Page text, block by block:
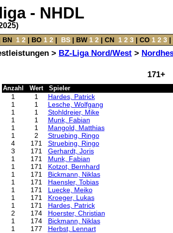
- NHDL
BN‌ 1 2 | BO‌ 1 2 | BS| BW‌ 1 2 ‌ | CN‌ 1 2 3| CO‌ 1 2 3|
> BZ-Liga Nord/West >
171+
Anzahl Wert Spieler
1 1 Hardes, Patrick
1
1 Lesche, Wolfgang
1
1 Stohldreier, Mike
1
1 Munk, Fabian
1
1 Mangold, Matthias
1
2 Struebing, Ringo
4
171 Struebing, Ringo
3
171 Gerhardt, Joris
1
171 Munk, Fabian
1
171 Kotzot, Bernhard
1
171 Bickmann, Niklas
1
171 Haensler, Tobias
1
171 Luecke, Meiko
1
171 Kroeger, Lukas
1
171 Hardes, Patrick
2
174 Hoerster, Christian
1
174 Bickmann, Niklas
1
177 Herbst, Lennart